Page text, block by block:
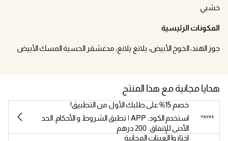
خشبي
المكونات الرئيسية
جوز الهند، الخوخ الأبيض، يلانغ يلانغ، مدغشقر الحسية المسك الأبيض
هدايا مجانية مع هذا المنتج
خصم 15% على طلبك الأول من التطبيق!
استخدم الكود: APP | تطبق الشروط و الأحكام. الحد
الأدنى للإنفاق: 200 درهم
اختاروا العينات المجانية